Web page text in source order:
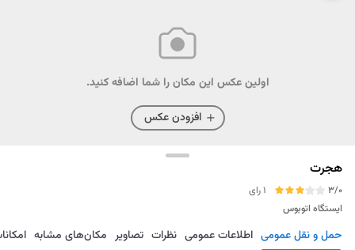
اولین عکس این مکان را شما اضافه کنید.
افزودن عکس
هجرت
3/0
1 رای
ایستگاه اتوبوس
مسیریابی ذخیره ارسال حمل و نقل عمومی اطلاعات عمومی نظرات تصاویر مکان‌های مشابه